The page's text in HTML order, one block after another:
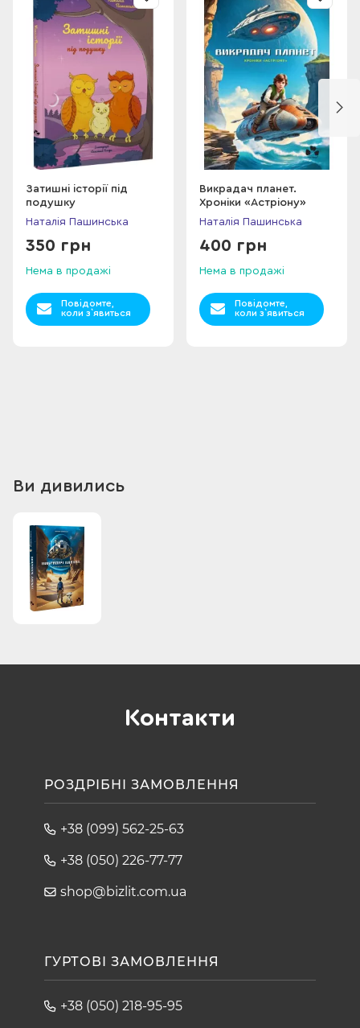
Затишні історії під
подушку
Наталія Пашинська
350 грн
Нема в продажі
Повідомте,
коли з`явиться
Викрадач планет.
Хроніки «Астріону»
Наталія Пашинська
400 грн
Нема в продажі
Повідомте,
коли з`явиться
Ви дивились
Контакти
РОЗДРІБНІ ЗАМОВЛЕННЯ
+38 (099) 562-25-63
+38 (050) 226-77-77
shop@bizlit.com.ua
ГУРТОВІ ЗАМОВЛЕННЯ
+38 (050) 218-95-95